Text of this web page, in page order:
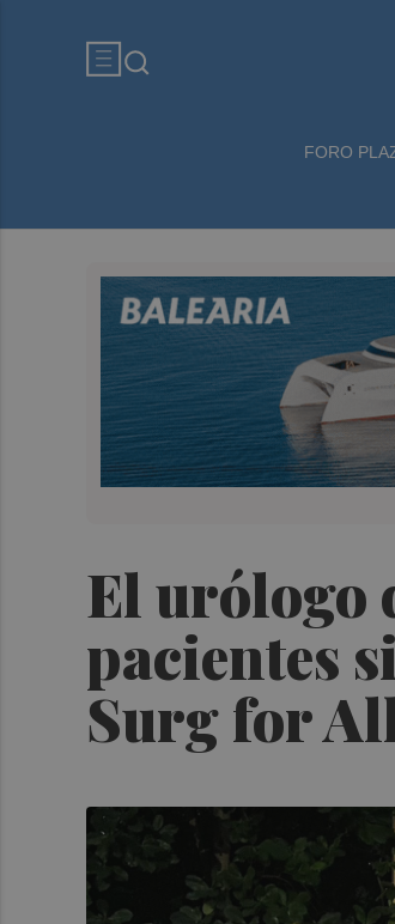
FORO
El urólogo
pacientes
Surg for